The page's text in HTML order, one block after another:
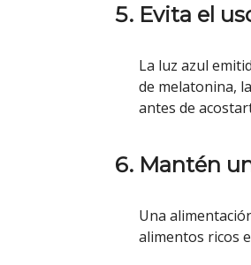
Evita el
La luz azul
de melatonina,
antes de
Mantén
Una
alimentos ricos